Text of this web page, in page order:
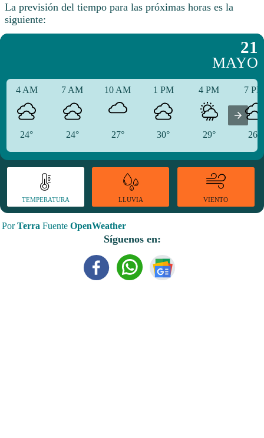
La previsión del tiempo para las próximas horas es la
siguiente:
21
MAYO
4 AM
24°
7 AM
24°
10 AM
27°
1 PM
30°
4 PM
29°
7
26°
TEMPERATURA LLUVIA VIENTO
PorTerra Fuente OpenWeather
Síguenos en: